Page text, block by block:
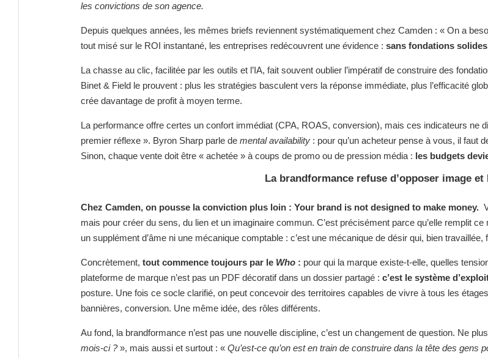
les convictions de son agence.
Depuis quelques années, les mêmes briefs reviennent systématiquement chez Camden : « On a
tout misé sur le ROI instantané, les entreprises redécouvrent une évidence : sans fondations
La chasse au clic, facilitée par les outils et l’IA, fait souvent oublier l’impératif de construire des
Binet & Field le prouvent : plus les stratégies basculent vers la réponse immédiate, plus l’efficacité
crée davantage de profit à moyen terme.
La performance offre certes un confort immédiat (CPA, ROAS, conversion), mais ces indicateurs ne
premier réflexe ». Byron Sharp parle de mental availability : pour qu’un acheteur pense à vous, il faut
Sinon, chaque vente doit être « achetée » à coups de promo ou de pression média : les budgets
La brandformance refuse d’opposer image et
Chez Camden, on pousse la conviction plus loin : Your brand is not designed to make money.
mais pour créer du sens, du lien et un imaginaire commun. C’est précisément parce qu’elle remplit ce
un supplément d’âme ni une mécanique comptable : c’est une mécanique de désir qui, bien
Concrètement, tout commence toujours par le Who : pour qui la marque existe-t-elle, quelles
plateforme de marque n’est pas un PDF décoratif dans un dossier partagé : c’est le système
posture. Une fois ce socle clarifié, on peut concevoir des territoires capables de vivre à tous les
bannières, conversion. Une même idée, des rôles différents.
Au fond, la brandformance n’est pas une nouvelle discipline, c’est un changement de question. Ne
mois-ci ?», mais aussi et surtout : « Qu’est-ce qu’on est en train de construire dans la tête des gens